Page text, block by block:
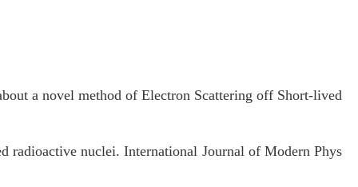
a novel method of Electron Scattering off Short-lived
radioactive nuclei. International Journal of Modern Phys